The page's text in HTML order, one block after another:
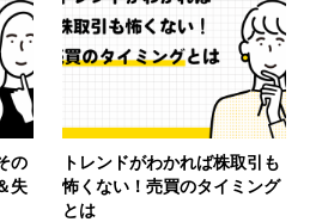
の
失
トレンドがわかれば株取引も
怖くない！売買のタイミング
とは